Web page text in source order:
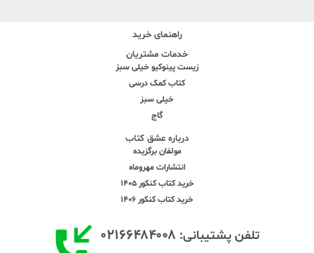
راهنمای خرید
خدمات مشتریان
زیست پینوکیو خیلی سبز
کتاب کمک درسی
خیلی سبز
گاج
درباره عشق کتاب
مولفان برگزیده
انتشارات مهروماه
خرید کتاب کنکور 1405
خرید کتاب کنکور 1406
تلفن پشتیبانی: ۰۲۱۶۶۴۸۴۰۰۸